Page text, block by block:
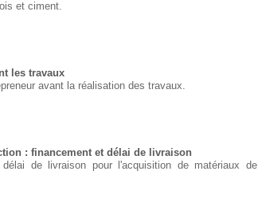
et ciment.
les travaux
avant la réalisation des travaux.
: financement et délai de livraison
de livraison pour l'acquisition de matériaux de